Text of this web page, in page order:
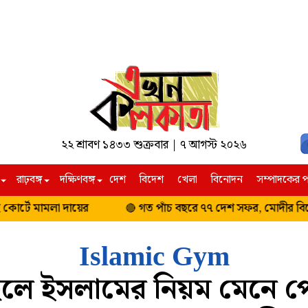
২২ শ্রাবণ ১৪৩৩ শুক্রবার | ৭ আগস্ট ২০২৬
রাঢ়বঙ্গ দক্ষিণবঙ্গ দেশ বিদেশ খেলা বিনোদন সম্পাদকের
মামলা দায়ের গত পাঁচ বছরে ৭৭ দেশ সফর, মোদীর
দক্ষিণবঙ্গ
পশ্চিম বর্ধমান
বীরভূম
বাঁকুড়া
পুরুলিয়া
ঝাড়গ্রাম
উত্তরবঙ্গ
আলিপুরদুয়ার
দক্ষিণ দিনাজপুর
মালদহ
Islamic Gym
ইসলামের নিয়ম মেনে